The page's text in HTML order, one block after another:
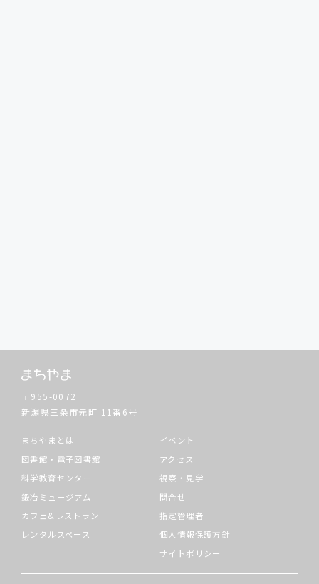
〒955-0072
新潟県三条市元町 11番6号
まちやまとは
図書館・電子図書館
科学教育センター
鍛冶ミュージアム
カフェ&レストラン
レンタルスペース
イベント
アクセス
視察・見学
問合せ
指定管理者
個人情報保護方針
サイトポリシー